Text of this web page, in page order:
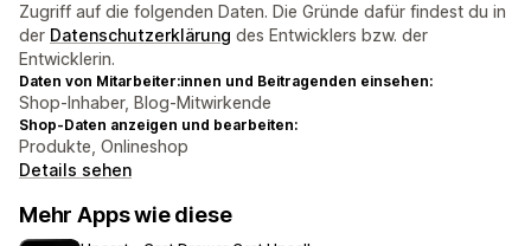
Zugriff auf die folgenden Daten. Die Gründe dafür findest du in
der Datenschutzerklärung des Entwicklers bzw. der
Entwicklerin.
Daten von Mitarbeiter:innen und Beitragenden einsehen:
Shop-Inhaber, Blog-Mitwirkende
Shop-Daten anzeigen und bearbeiten:
Produkte, Onlineshop
Details sehen
Mehr Apps wie diese